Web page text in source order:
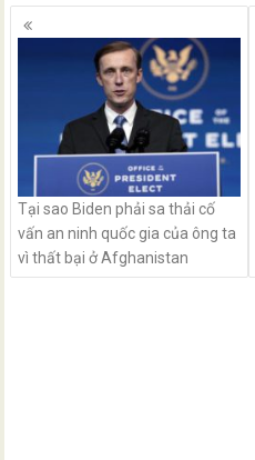
Posts
navigation
Tại sao Biden phải sa thải cố
vấn an ninh quốc gia của ông ta
vì thất bại ở Afghanistan